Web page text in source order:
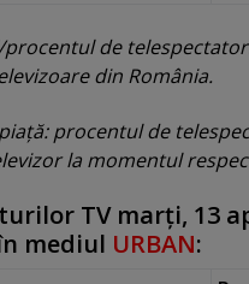
de
din România.
procentul de
la momentul
TV marţi, 13
mediul URBAN: